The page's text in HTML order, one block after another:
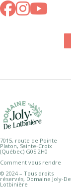
7015, route de Pointe
Platon, Sainte-Croix
(Québec) G0S 2H0
Comment vous rendre
© 2024 – Tous droits
réservés, Domaine Joly-De
Lotbinière